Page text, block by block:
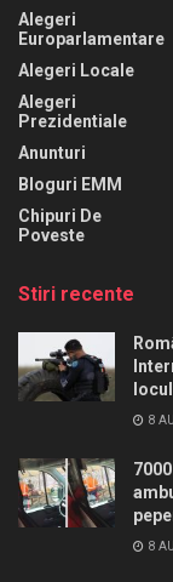
Alegeri
Europarlamentare
Alegeri Locale
Alegeri
Prezidentiale
Anunturi
Bloguri EMM
Chipuri De
Poveste
Stiri recente
8
8